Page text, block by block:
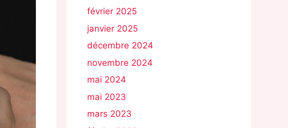
février 2025
janvier 2025
décembre 2024
novembre 2024
mai 2024
mai 2023
mars 2023